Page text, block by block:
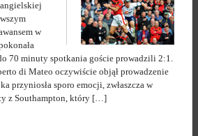
w
70 minuty spotkania goście prowadzili 2:1.
di Mateo oczywiście objął prowadzenie
przyniosła sporo emocji, zwłaszcza w
z Southampton, który […]